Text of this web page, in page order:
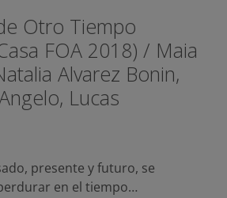
Otro Tiempo
FOA 2018) / Maia
Alvarez Bonin,
Lucas
presente y futuro, se
en el tiempo…